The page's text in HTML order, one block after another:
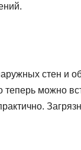
стен и
можно